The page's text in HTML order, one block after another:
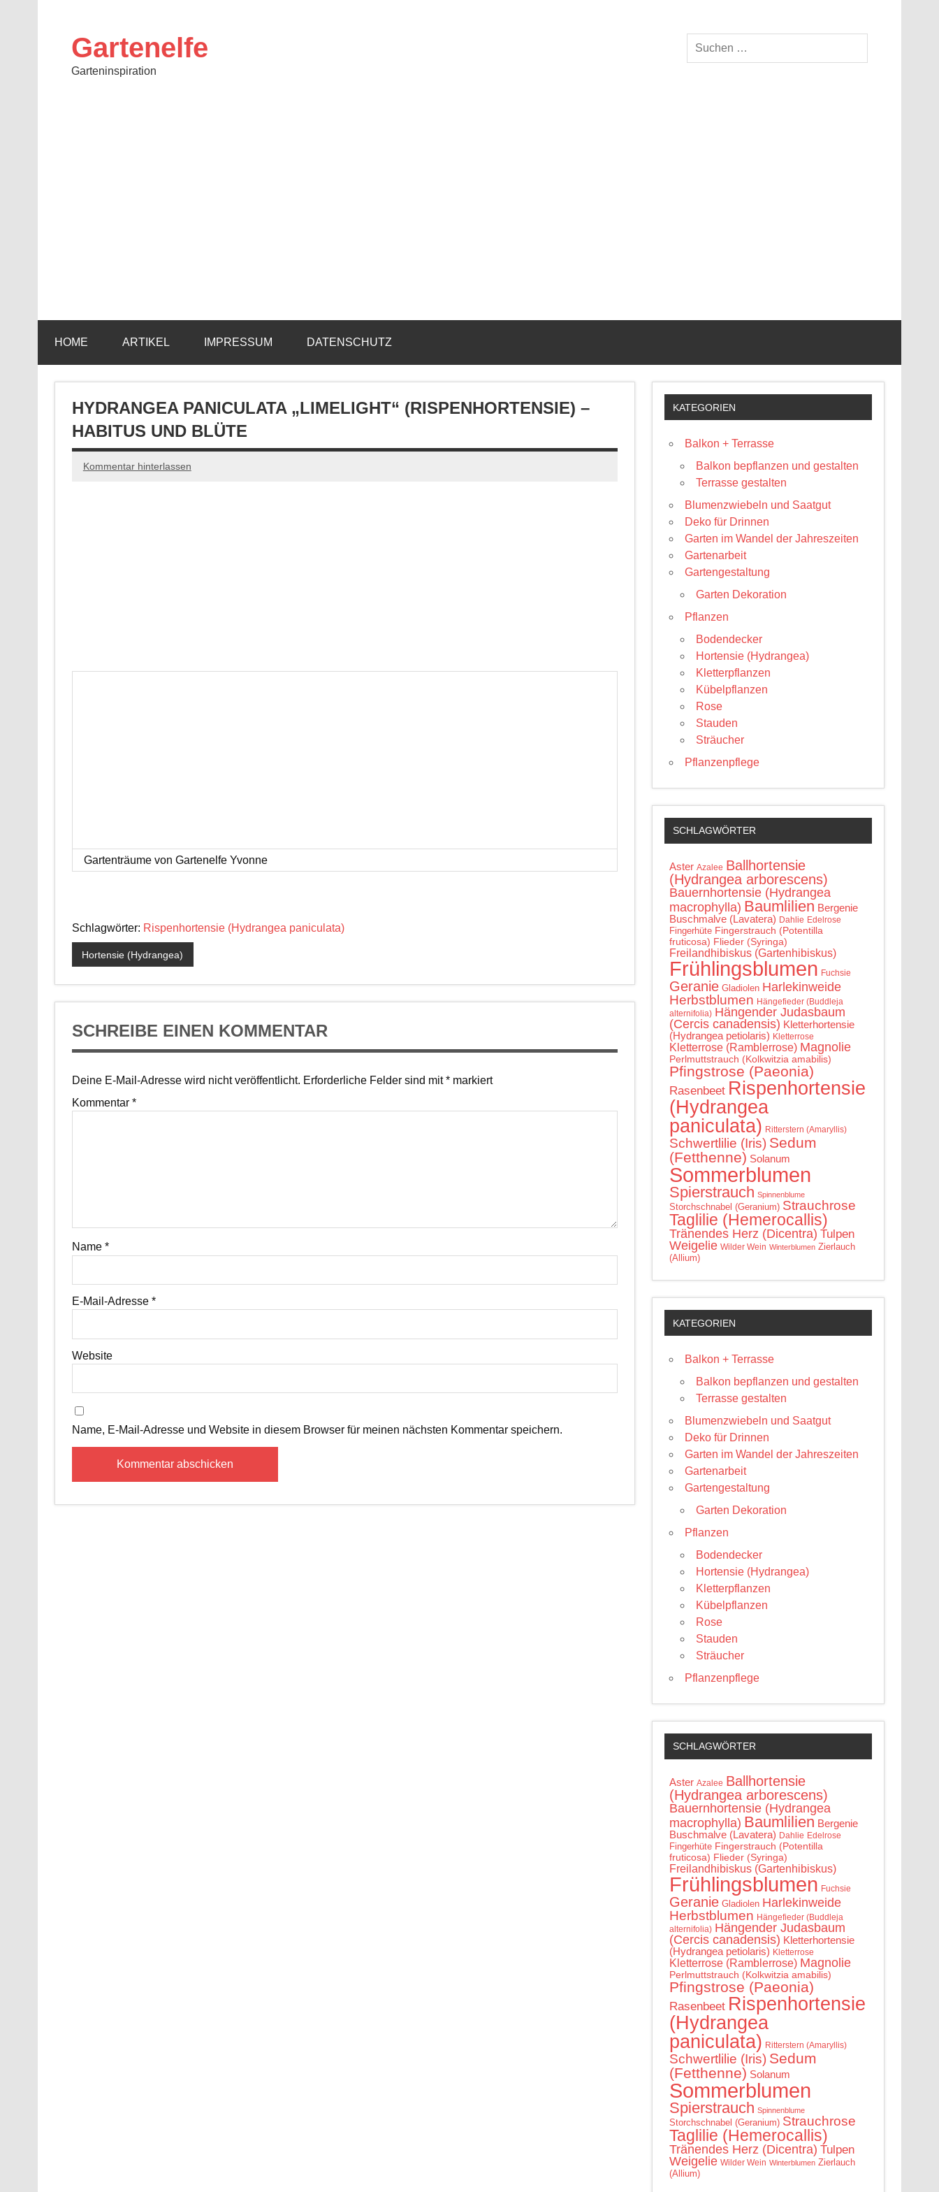
Gartenelfe
Garteninspiration
HOME ARTIKEL IMPRESSUM DATENSCHUTZ
HYDRANGEA PANICULATA „LIMELIGHT“ (RISPENHORTENSIE) –
HABITUS UND BLÜTE
Kommentar hinterlassen
Gartenträume von Gartenelfe Yvonne
Schlagwörter: Rispenhortensie (Hydrangea paniculata)
Hortensie (Hydrangea)
SCHREIBE EINEN KOMMENTAR
Deine E-Mail-Adresse wird nicht veröffentlicht. Erforderliche Felder sind mit*markiert
Kommentar *
Name *
E-Mail-Adresse *
Website
Name, E-Mail-Adresse und Website in diesem Browser für meinen nächsten Kommentar speichern.
KATEGORIEN
Balkon + Terrasse
Balkon bepflanzen und gestalten
Terrasse gestalten
Blumenzwiebeln und Saatgut
Deko für Drinnen
Garten im Wandel der Jahreszeiten
Gartenarbeit
Gartengestaltung
Garten Dekoration
Pflanzen
Bodendecker
Hortensie (Hydrangea)
Kletterpflanzen
Kübelpflanzen
Rose
Stauden
Sträucher
Pflanzenpflege
SCHLAGWÖRTER
Aster Azalee Ballhortensie
(Hydrangea arborescens)
Bauernhortensie (Hydrangea
macrophylla) Baumlilien Bergenie
Buschmalve (Lavatera) Dahlie Edelrose
Fingerhüte Fingerstrauch (Potentilla
fruticosa) Flieder (Syringa)
Freilandhibiskus (Gartenhibiskus)
Frühlingsblumen Fuchsie
Geranie Gladiolen Harlekinweide
Herbstblumen Hängefieder (Buddleja
alternifolia) Hängender Judasbaum
(Cercis canadensis) Kletterhortensie
(Hydrangea petiolaris) Kletterrose
Kletterrose (Ramblerrose) Magnolie
Perlmuttstrauch (Kolkwitzia amabilis)
Pfingstrose (Paeonia)
Rasenbeet Rispenhortensie
(Hydrangea
paniculata) Ritterstern (Amaryllis)
Schwertlilie (Iris) Sedum
(Fetthenne) Solanum
Sommerblumen
Spierstrauch Spinnenblume
Storchschnabel (Geranium) Strauchrose
Taglilie (Hemerocallis)
Tränendes Herz (Dicentra) Tulpen
Weigelie Wilder Wein Winterblumen Zierlauch
(Allium)
KATEGORIEN
Balkon + Terrasse
Balkon bepflanzen und gestalten
Terrasse gestalten
Blumenzwiebeln und Saatgut
Deko für Drinnen
Garten im Wandel der Jahreszeiten
Gartenarbeit
Gartengestaltung
Garten Dekoration
Pflanzen
Bodendecker
Hortensie (Hydrangea)
Kletterpflanzen
Kübelpflanzen
Rose
Stauden
Sträucher
Pflanzenpflege
SCHLAGWÖRTER
Aster Azalee Ballhortensie
(Hydrangea arborescens)
Bauernhortensie (Hydrangea
macrophylla) Baumlilien Bergenie
Buschmalve (Lavatera) Dahlie Edelrose
Fingerhüte Fingerstrauch (Potentilla
fruticosa) Flieder (Syringa)
Freilandhibiskus (Gartenhibiskus)
Frühlingsblumen Fuchsie
Geranie Gladiolen Harlekinweide
Herbstblumen Hängefieder (Buddleja
alternifolia) Hängender Judasbaum
(Cercis canadensis) Kletterhortensie
(Hydrangea petiolaris) Kletterrose
Kletterrose (Ramblerrose) Magnolie
Perlmuttstrauch (Kolkwitzia amabilis)
Pfingstrose (Paeonia)
Rasenbeet Rispenhortensie
(Hydrangea
paniculata) Ritterstern (Amaryllis)
Schwertlilie (Iris) Sedum
(Fetthenne) Solanum
Sommerblumen
Spierstrauch Spinnenblume
Storchschnabel (Geranium) Strauchrose
Taglilie (Hemerocallis)
Tränendes Herz (Dicentra) Tulpen
Weigelie Wilder Wein Winterblumen Zierlauch
(Allium)